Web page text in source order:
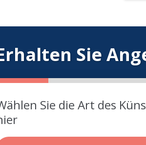
Sie
Sie die Art des